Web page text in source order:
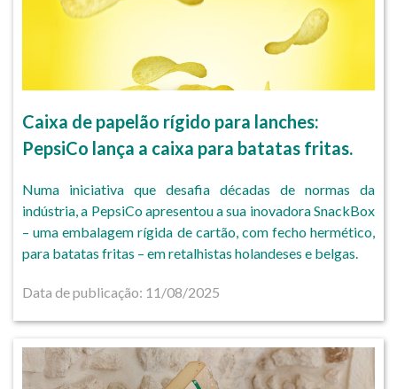
Caixa de papelão rígido para lanches:
PepsiCo lança a caixa para batatas fritas.
Numa iniciativa que desafia décadas de normas da
indústria, a PepsiCo apresentou a sua inovadora SnackBox
– uma embalagem rígida de cartão, com fecho hermético,
para batatas fritas – em retalhistas holandeses e belgas.
Data de publicação: 11/08/2025